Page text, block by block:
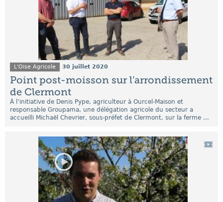
L'Oise Agricole 30 juillet 2020
Point post-moisson sur l’arrondissement
de Clermont
À l’initiative de Denis Pype, agriculteur à Ourcel-Maison et
responsable Groupama, une délégation agricole du secteur a
accueilli Michaël Chevrier, sous-préfet de Clermont, sur la ferme ...